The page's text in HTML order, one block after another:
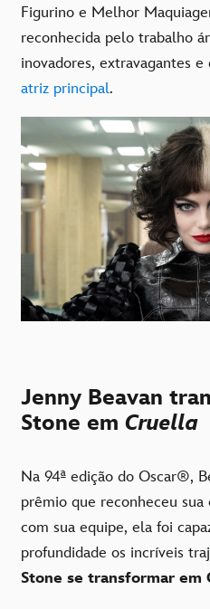
Figurino e Melhor
reconhecida pelo trabalho
inovadores, extravagantes e
atriz principal.
Jenny Beavan
Stone em Cruella
Na 94ª edição do Oscar®,
prêmio que reconheceu
com sua equipe, ela foi
profundidade os incríveis
Stone se transformar em